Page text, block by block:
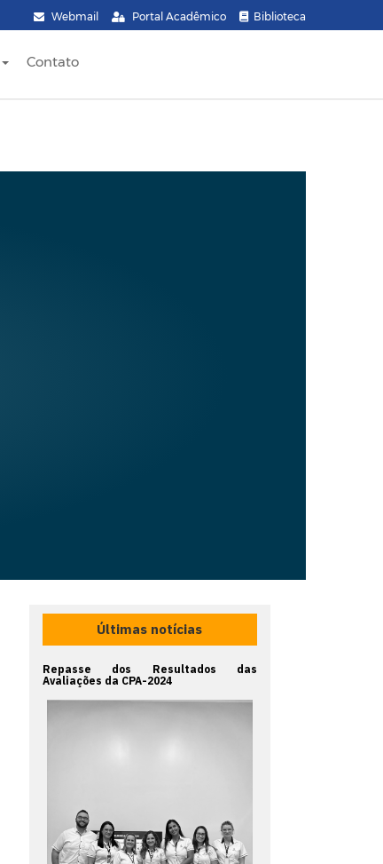
Webmail Portal Acadêmico Biblioteca
Contato
Últimas notícias
Repasse dos Resultados das
Avaliações da CPA-2024